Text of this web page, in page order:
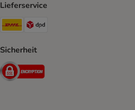
Lieferservice
DHL Shipping Method
Sicherheit
Security